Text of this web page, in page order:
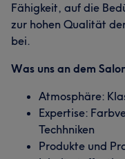
Fähigkeit, auf die
zur hohen Qualität
bei.
Was uns an dem
Atmosphäre:
Expertise:
Techhniken
Produkte und